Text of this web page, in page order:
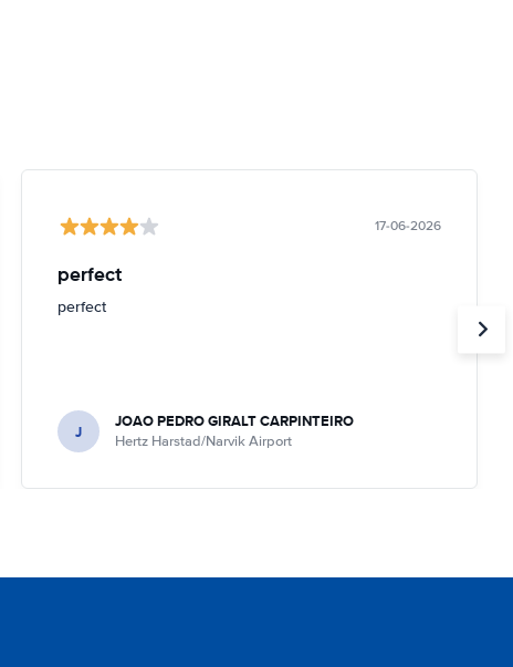
17-06-2026
perfect
perfect
J JOAO PEDRO GIRALT CARPINTEIRO
Hertz Harstad/Narvik Airport